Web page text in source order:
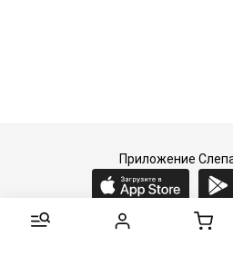
Приложение
2015-2026 © Слепая курица -